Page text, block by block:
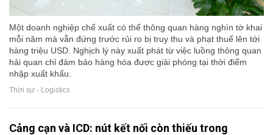
Một doanh nghiệp chế xuất có thể thông quan hàng nghìn tờ khai
mỗi năm mà vẫn đứng trước rủi ro bị truy thu và phạt thuế lên tới
hàng triệu USD. Nghịch lý này xuất phát từ việc luồng thông quan
hải quan chỉ đảm bảo hàng hóa được giải phóng tại thời điểm
nhập xuất khẩu.
Thời sự - Logistics
Cảng cạn và ICD: nút kết nối còn thiếu trong